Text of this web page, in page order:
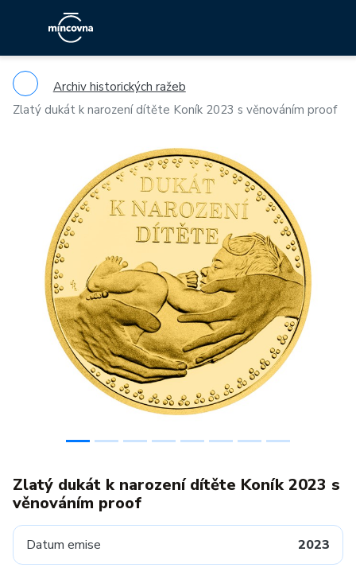
Archiv historických ražeb
Zlatý dukát k narození dítěte Koník 2023 s věnováním proof
Previous
Zlatý dukát k narození dítěte Koník 2023 s
věnováním proof
Datum emise 2023